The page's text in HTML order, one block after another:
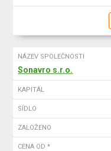
NÁZEV SPOLEČNOSTI
Sonavro s.r.o.
KAPITÁL
SÍDLO
ZALOŽENO
CENA OD *